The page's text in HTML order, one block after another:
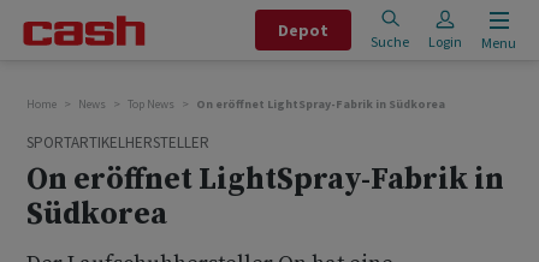
Depot
Suche Login Menu
Home News Top News On eröffnet LightSpray-Fabrik in Südkorea
SPORTARTIKELHERSTELLER
On eröffnet LightSpray-Fabrik in
Südkorea